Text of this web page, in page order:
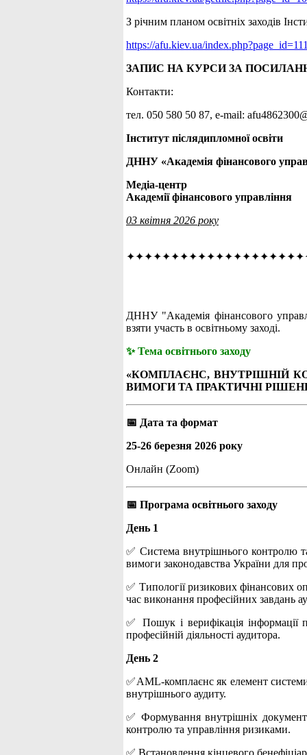
З річним планом освітніх заходів
https://afu.kiev.ua/
ЗАПИС НА КУРСИ ЗА
Контакти:
тел. 050 580 50 87, е-mail:
Інститут післядипломної освіти
ДННУ «Академія фінансового
Медіа-центр
Академії фінансового управління
03 квітня 2026 року
ДННУ "Академія фінансового
взяти участь в освітньому заході.
✨ Тема освітнього заходу
«КОМПЛАЄНС, ВНУТРІШНІЙ
ВИМОГИ ТА ПРАКТИЧНІ
📅 Дата та формат
25-26 березня 2026 року
Онлайн (Zoom)
📅 Програма освітнього заходу
День 1
✅ Система внутрішнього контролю
вимоги законодавства України для
✅ Типології ризикових фінансових
час виконання професійних завдань
✅ Пошук і верифікація інформації
професійній діяльності аудитора.
День 2
✅AML-комплаєнс як елемент
внутрішнього аудиту.
✅ Формування внутрішніх
контролю та управління ризиками.
✅ Встановлення кінцевого